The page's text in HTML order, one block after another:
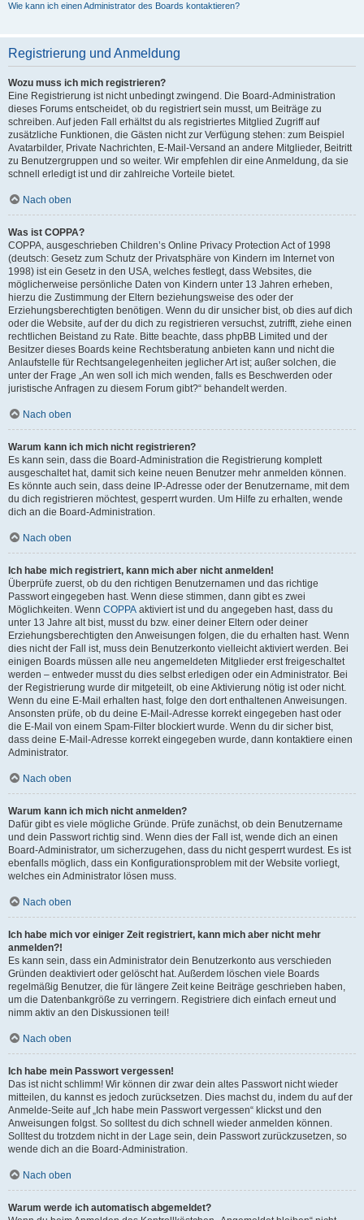
Wie kann ich einen Administrator des Boards kontaktieren?
Registrierung und Anmeldung
Wozu muss ich mich registrieren?
Eine Registrierung ist nicht unbedingt zwingend. Die Board-Administration
dieses Forums entscheidet, ob du registriert sein musst, um Beiträge zu
schreiben. Auf jeden Fall erhältst du als registriertes Mitglied Zugriff auf
zusätzliche Funktionen, die Gästen nicht zur Verfügung stehen: zum Beispiel
Avatarbilder, Private Nachrichten, E-Mail-Versand an andere Mitglieder, Beitritt
zu Benutzergruppen und so weiter. Wir empfehlen dir eine Anmeldung, da sie
schnell erledigt ist und dir zahlreiche Vorteile bietet.
Nach oben
Was ist COPPA?
COPPA, ausgeschrieben Children’s Online Privacy Protection Act of 1998
(deutsch: Gesetz zum Schutz der Privatsphäre von Kindern im Internet von
1998) ist ein Gesetz in den USA, welches festlegt, dass Websites, die
möglicherweise persönliche Daten von Kindern unter 13 Jahren erheben,
hierzu die Zustimmung der Eltern beziehungsweise des oder der
Erziehungsberechtigten benötigen. Wenn du dir unsicher bist, ob dies auf dich
oder die Website, auf der du dich zu registrieren versuchst, zutrifft, ziehe einen
rechtlichen Beistand zu Rate. Bitte beachte, dass phpBB Limited und der
Besitzer dieses Boards keine Rechtsberatung anbieten kann und nicht die
Anlaufstelle für Rechtsangelegenheiten jeglicher Art ist; außer solchen, die
unter der Frage „An wen soll ich mich wenden, falls es Beschwerden oder
juristische Anfragen zu diesem Forum gibt?“ behandelt werden.
Nach oben
Warum kann ich mich nicht registrieren?
Es kann sein, dass die Board-Administration die Registrierung komplett
ausgeschaltet hat, damit sich keine neuen Benutzer mehr anmelden können.
Es könnte auch sein, dass deine IP-Adresse oder der Benutzername, mit dem
du dich registrieren möchtest, gesperrt wurden. Um Hilfe zu erhalten, wende
dich an die Board-Administration.
Nach oben
Ich habe mich registriert, kann mich aber nicht anmelden!
Überprüfe zuerst, ob du den richtigen Benutzernamen und das richtige
Passwort eingegeben hast. Wenn diese stimmen, dann gibt es zwei
Möglichkeiten. Wenn COPPA aktiviert ist und du angegeben hast, dass du
unter 13 Jahre alt bist, musst du bzw. einer deiner Eltern oder deiner
Erziehungsberechtigten den Anweisungen folgen, die du erhalten hast. Wenn
dies nicht der Fall ist, muss dein Benutzerkonto vielleicht aktiviert werden. Bei
einigen Boards müssen alle neu angemeldeten Mitglieder erst freigeschaltet
werden – entweder musst du dies selbst erledigen oder ein Administrator. Bei
der Registrierung wurde dir mitgeteilt, ob eine Aktivierung nötig ist oder nicht.
Wenn du eine E-Mail erhalten hast, folge den dort enthaltenen Anweisungen.
Ansonsten prüfe, ob du deine E-Mail-Adresse korrekt eingegeben hast oder
die E-Mail von einem Spam-Filter blockiert wurde. Wenn du dir sicher bist,
dass deine E-Mail-Adresse korrekt eingegeben wurde, dann kontaktiere einen
Administrator.
Nach oben
Warum kann ich mich nicht anmelden?
Dafür gibt es viele mögliche Gründe. Prüfe zunächst, ob dein Benutzername
und dein Passwort richtig sind. Wenn dies der Fall ist, wende dich an einen
Board-Administrator, um sicherzugehen, dass du nicht gesperrt wurdest. Es ist
ebenfalls möglich, dass ein Konfigurationsproblem mit der Website vorliegt,
welches ein Administrator lösen muss.
Nach oben
Ich habe mich vor einiger Zeit registriert, kann mich aber nicht mehr
anmelden?!
Es kann sein, dass ein Administrator dein Benutzerkonto aus verschieden
Gründen deaktiviert oder gelöscht hat. Außerdem löschen viele Boards
regelmäßig Benutzer, die für längere Zeit keine Beiträge geschrieben haben,
um die Datenbankgröße zu verringern. Registriere dich einfach erneut und
nimm aktiv an den Diskussionen teil!
Nach oben
Ich habe mein Passwort vergessen!
Das ist nicht schlimm! Wir können dir zwar dein altes Passwort nicht wieder
mitteilen, du kannst es jedoch zurücksetzen. Dies machst du, indem du auf der
Anmelde-Seite auf „Ich habe mein Passwort vergessen“ klickst und den
Anweisungen folgst. So solltest du dich schnell wieder anmelden können.
Solltest du trotzdem nicht in der Lage sein, dein Passwort zurückzusetzen, so
wende dich an die Board-Administration.
Nach oben
Warum werde ich automatisch abgemeldet?